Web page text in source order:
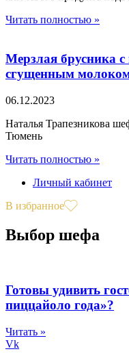
Читать полностью »
Мерзлая брусника
сгущенным
06.12.2023
Наталья Трапезникова
Тюмень
Читать полностью »
Личный кабинет
В избранное
Выбор шефа
Готовы удивить
пиццайоло года»?
Читать »
Vk